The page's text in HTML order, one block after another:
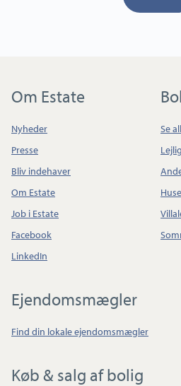
Om Estate
Nyheder
Presse
Bliv indehaver
Om Estate
Job i Estate
Facebook
LinkedIn
Se
Ejendomsmægler
Find din lokale ejendomsmægler
Køb & salg af bolig